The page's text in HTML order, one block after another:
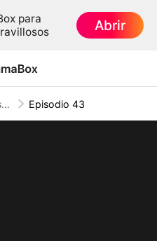
para
Abrir
El super sistema me dio 3 diosas Episodio 43